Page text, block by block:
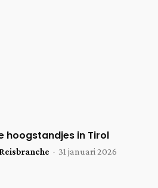
hoogstandjes in Tirol
- 31 januari 2026